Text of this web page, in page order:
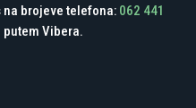
brojeve telefona: 062 441
putem Vibera.